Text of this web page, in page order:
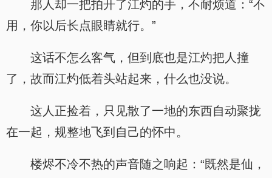
那人却一把拍开了江灼的手，不耐烦道：“不
用，你以后长点眼睛就行。”
这话不怎么客气，但到底也是江灼把人撞
了，故而江灼低着头站起来，什么也没说。
这人正捡着，只见散了一地的东西自动聚拢
在一起，规整地飞到自己的怀中。
楼烬不冷不热的声音随之响起：“既然是仙，